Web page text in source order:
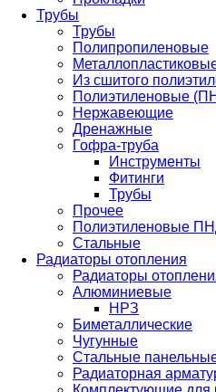
Трубы
Трубы
Полипропиленовые
Из сшитого
Полиэтиленовые
Нержавеющие
Дренажные
Гофра-труба
Инструменты
Фитинги
Трубы
Прочее
Полиэтиленовые
Стальные
Радиаторы отопления
Радиаторы
Алюминиевые
НРЗ
Биметаллические
Чугунные
Стальные
Радиаторная